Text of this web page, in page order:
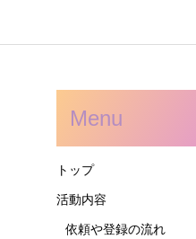
Menu
トップ
活動内容
依頼や登録の流れ